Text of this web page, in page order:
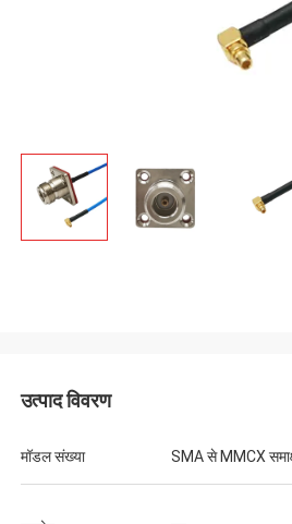
उत्पाद विवरण
मॉडल संख्या SMA से MMCX